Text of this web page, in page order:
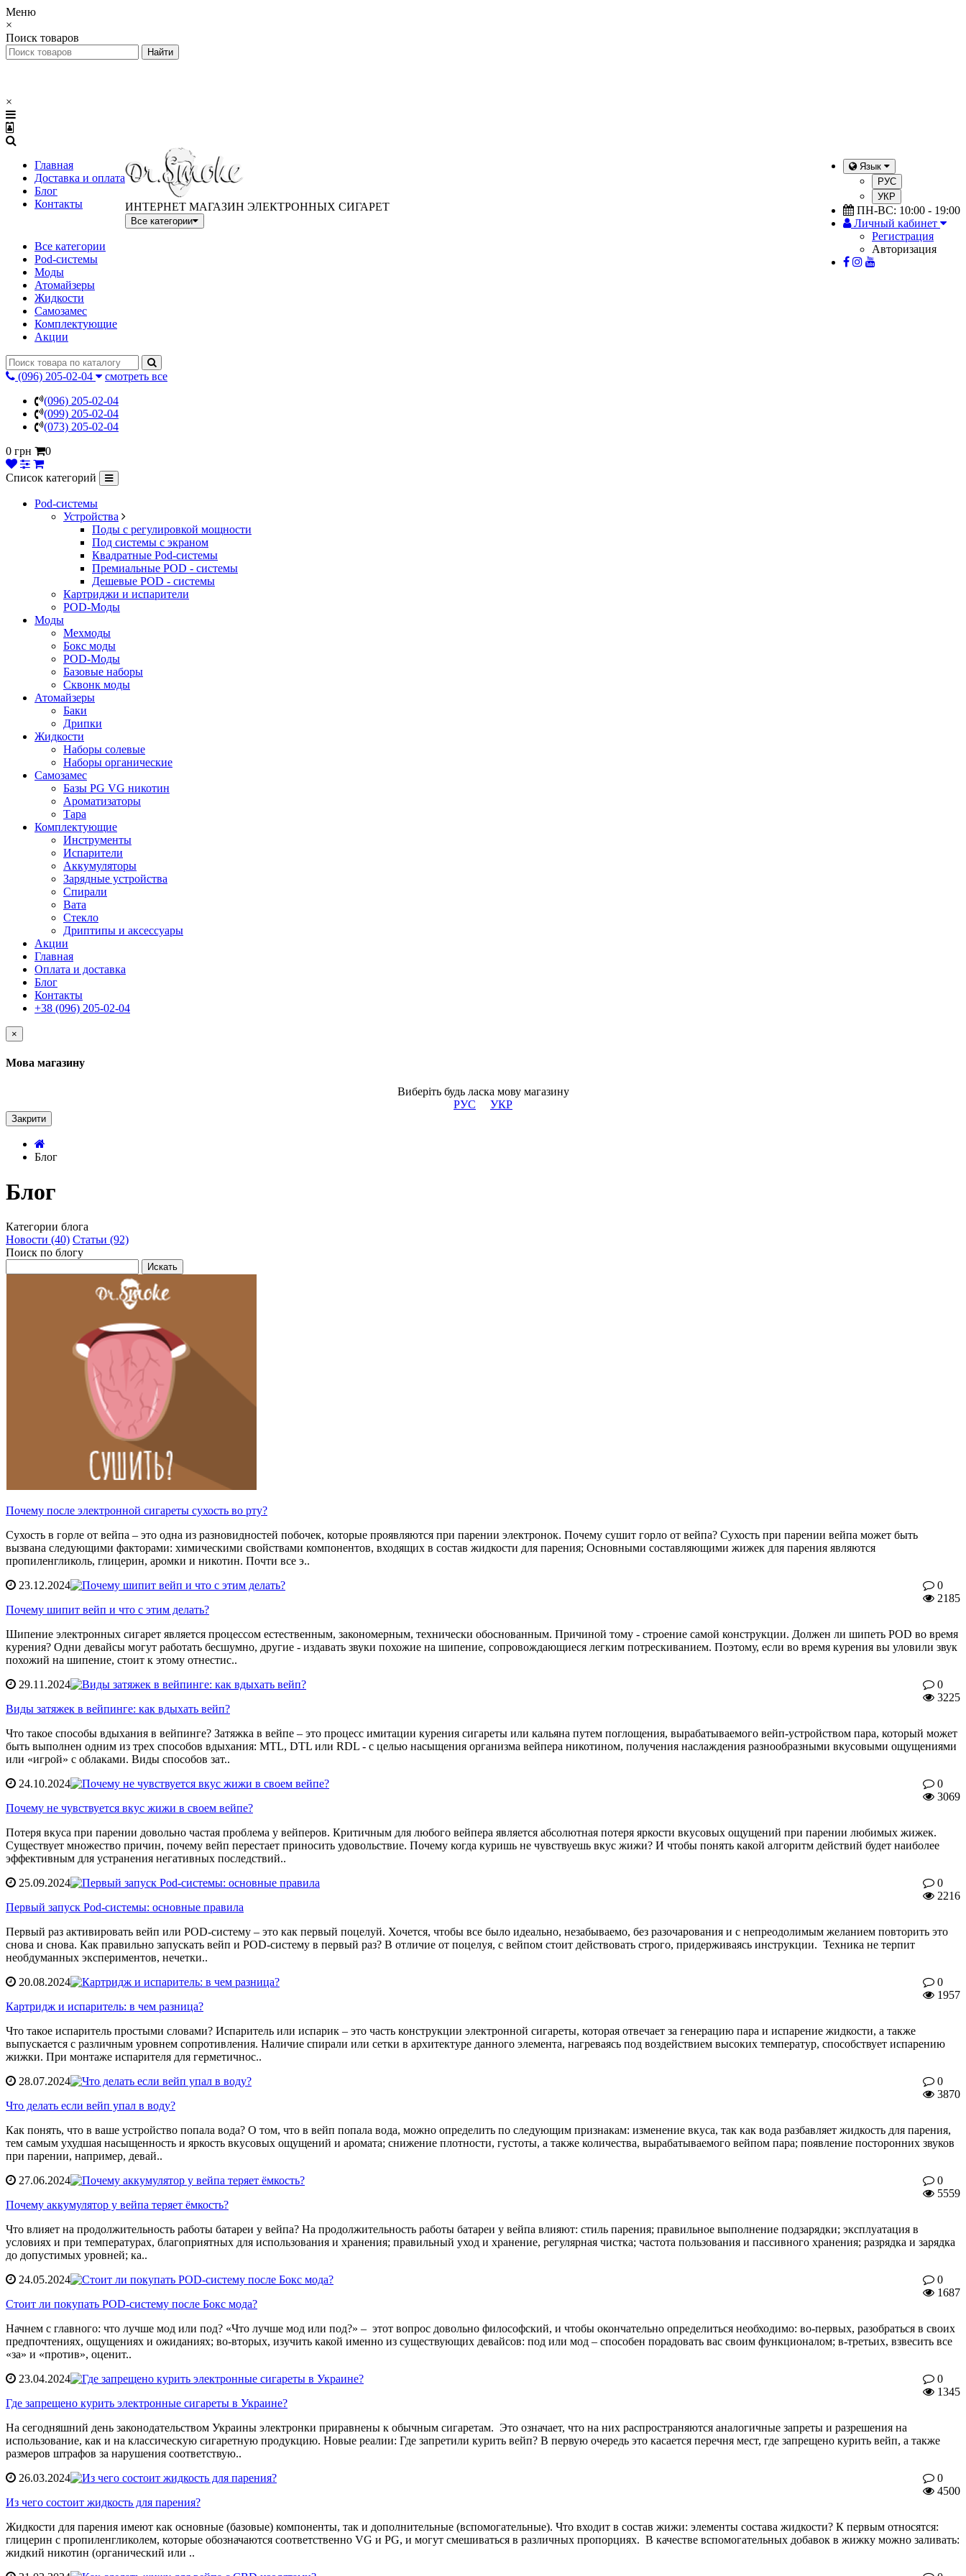
Меню
×
Поиск товаров
×
Главная
Доставка и оплата
Блог
Контакты
Язык
РУС
УКР
ПН-ВС: 10:00 - 19:00
Личный кабинет
Регистрация
Авторизация
ИНТЕРНЕТ МАГАЗИН ЭЛЕКТРОННЫХ СИГАРЕТ
Все категории
Все категории
Pod-системы
Моды
Атомайзеры
Жидкости
Самозамес
Комплектующие
Акции
(096) 205-02-04
смотреть все
(096) 205-02-04
(099) 205-02-04
(073) 205-02-04
0 грн
0
Список категорий
Pod-системы
Устройства
Поды с регулировкой мощности
Под системы с экраном
Квадратные Pod-системы
Премиальные POD - системы
Дешевые POD - системы
Картриджи и испарители
POD-Моды
Моды
Мехмоды
Бокс моды
POD-Моды
Базовые наборы
Сквонк моды
Атомайзеры
Баки
Дрипки
Жидкости
Наборы солевые
Наборы органические
Самозамес
Базы PG VG никотин
Ароматизаторы
Тара
Комплектующие
Инструменты
Испарители
Аккумуляторы
Зарядные устройства
Спирали
Вата
Стекло
Дриптипы и аксессуары
Акции
Главная
Оплата и доставка
Блог
Контакты
+38 (096) 205-02-04
×
Мова магазину
Виберіть будь ласка мову магазину
РУС
УКР
Закрити
Блог
Блог
Категории блога
Новости (40) Статьи (92)
Поиск по блогу
Почему после электронной сигареты сухость во рту?
Сухость в горле от вейпа – это одна из разновидностей побочек, которые проявляются при парении электронок. Почему сушит горло от вейпа? Сухость при парении вейпа может быть
вызвана следующими факторами: химическими свойствами компонентов, входящих в состав жидкости для парения; Основными составляющими жижек для парения являются
пропиленгликоль, глицерин, аромки и никотин. Почти все э..
23.12.2024
0
2185
Почему шипит вейп и что с этим делать?
Шипение электронных сигарет является процессом естественным, закономерным, технически обоснованным. Причиной тому - строение самой конструкции. Должен ли шипеть POD во время
курения? Одни девайсы могут работать бесшумно, другие - издавать звуки похожие на шипение, сопровождающиеся легким потрескиванием. Поэтому, если во время курения вы уловили звук
похожий на шипение, стоит к этому отнестис..
29.11.2024
0
3225
Виды затяжек в вейпинге: как вдыхать вейп?
Что такое способы вдыхания в вейпинге? Затяжка в вейпе – это процесс имитации курения сигареты или кальяна путем поглощения, вырабатываемого вейп-устройством пара, который может
быть выполнен одним из трех способов вдыхания: MTL, DTL или RDL - с целью насыщения организма вейпера никотином, получения наслаждения разнообразными вкусовыми ощущениями
или «игрой» с облаками. Виды способов зат..
24.10.2024
0
3069
Почему не чувствуется вкус жижи в своем вейпе?
Потеря вкуса при парении довольно частая проблема у вейперов. Критичным для любого вейпера является абсолютная потеря яркости вкусовых ощущений при парении любимых жижек.
Существует множество причин, почему вейп перестает приносить удовольствие. Почему когда куришь не чувствуешь вкус жижи? И чтобы понять какой алгоритм действий будет наиболее
эффективным для устранения негативных последствий..
25.09.2024
0
2216
Первый запуск Pod-системы: основные правила
Первый раз активировать вейп или POD-систему – это как первый поцелуй. Хочется, чтобы все было идеально, незабываемо, без разочарования и с непреодолимым желанием повторить это
снова и снова. Как правильно запускать вейп и POD-систему в первый раз? В отличие от поцелуя, с вейпом стоит действовать строго, придерживаясь инструкции. Техника не терпит
необдуманных экспериментов, нечетки..
20.08.2024
0
1957
Картридж и испаритель: в чем разница?
Что такое испаритель простыми словами? Испаритель или испарик – это часть конструкции электронной сигареты, которая отвечает за генерацию пара и испарение жидкости, а также
выпускается с различным уровнем сопротивления. Наличие спирали или сетки в архитектуре данного элемента, нагреваясь под воздействием высоких температур, способствует испарению
жижки. При монтаже испарителя для герметичнос..
28.07.2024
0
3870
Что делать если вейп упал в воду?
Как понять, что в ваше устройство попала вода? О том, что в вейп попала вода, можно определить по следующим признакам: изменение вкуса, так как вода разбавляет жидкость для парения,
тем самым ухудшая насыщенность и яркость вкусовых ощущений и аромата; снижение плотности, густоты, а также количества, вырабатываемого вейпом пара; появление посторонних звуков
при парении, например, девай..
27.06.2024
0
5559
Почему аккумулятор у вейпа теряет ёмкость?
Что влияет на продолжительность работы батареи у вейпа? На продолжительность работы батареи у вейпа влияют: стиль парения; правильное выполнение подзарядки; эксплуатация в
условиях и при температурах, благоприятных для использования и хранения; правильный уход и хранение, регулярная чистка; частота пользования и пассивного хранения; разрядка и зарядка
до допустимых уровней; ка..
24.05.2024
0
1687
Стоит ли покупать POD-систему после Бокс мода?
Начнем с главного: что лучше мод или под? «Что лучше мод или под?» – этот вопрос довольно философский, и чтобы окончательно определиться необходимо: во-первых, разобраться в своих
предпочтениях, ощущениях и ожиданиях; во-вторых, изучить какой именно из существующих девайсов: под или мод – способен порадовать вас своим функционалом; в-третьих, взвесить все
«за» и «против», оценит..
23.04.2024
0
1345
Где запрещено курить электронные сигареты в Украине?
На сегодняшний день законодательством Украины электронки приравнены к обычным сигаретам. Это означает, что на них распространяются аналогичные запреты и разрешения на
использование, как и на классическую сигаретную продукцию. Новые реалии: Где запретили курить вейп? В первую очередь это касается перечня мест, где запрещено курить вейп, а также
размеров штрафов за нарушения соответствую..
26.03.2024
0
4500
Из чего состоит жидкость для парения?
Жидкости для парения имеют как основные (базовые) компоненты, так и дополнительные (вспомогательные). Что входит в состав жижи: элементы состава жидкости? К первым относятся:
глицерин с пропиленгликолем, которые обозначаются соответственно VG и PG, и могут смешиваться в различных пропорциях. В качестве вспомогательных добавок в жижку можно заливать:
жидкий никотин (органический или ..